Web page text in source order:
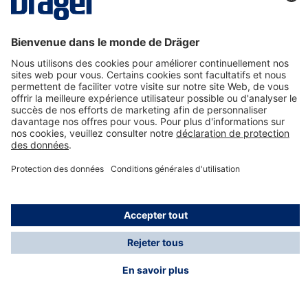
La technologie
Nous contacter
A propos de Dräger
Informations
*Les taxes et les frais d'expédition ne sont pas inclus
dans les prix indiqués, sauf mention contraire. Des frais
supplémentaires peuvent s'appliquer.